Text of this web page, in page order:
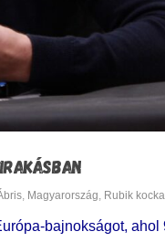
Magyarország Rubik kocka
bajnokságot, ahol